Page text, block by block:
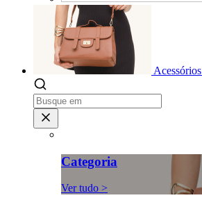
Acessórios
Categoria
Ver tudo >